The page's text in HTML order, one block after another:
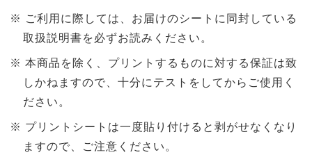
ご利用に際しては、お届けのシートに同封している
取扱説明書を必ずお読みください。
本商品を除く、プリントするものに対する保証は致
しかねますので、十分にテストをしてからご使用く
ださい。
プリントシートは一度貼り付けると剥がせなくなり
ますので、ご注意ください。